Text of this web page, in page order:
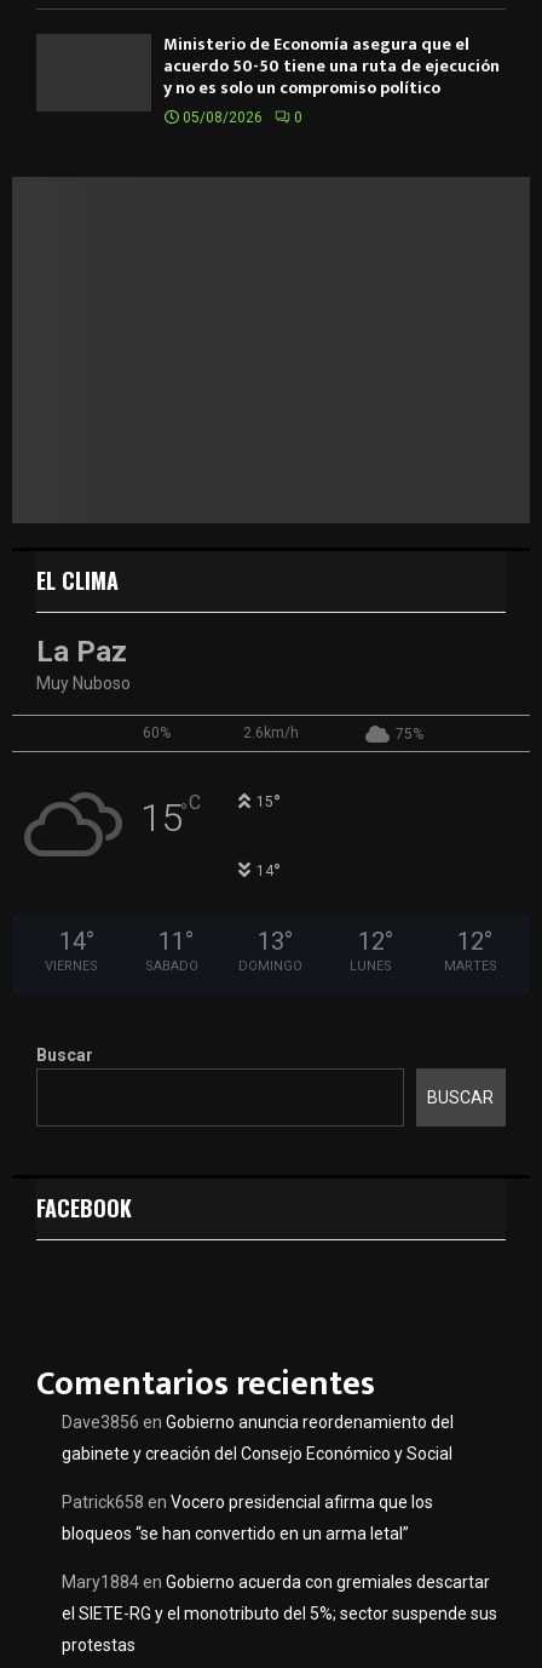
Ministerio de Economía asegura que el
acuerdo 50-50 tiene una ruta de ejecución
y no es solo un compromiso político
05/08/2026 0
EL CLIMA
La Paz
Muy Nuboso
60% 2.6km/h 75%
15°C 15°
14°
14°
VIERNES
11 °
SABADO
13°
DOMINGO
12°
LUNES
12°
MARTES
Buscar
BUSCAR
FACEBOOK
Comentarios recientes
Dave3856 en Gobierno anuncia reordenamiento del
gabinete y creación del Consejo Económico y Social
Patrick658 en Vocero presidencial afirma que los
bloqueos “se han convertido en un arma letal”
Mary1884en Gobierno acuerda con gremiales descartar
el SIETE-RG y el monotributo del 5%; sector suspende sus
protestas